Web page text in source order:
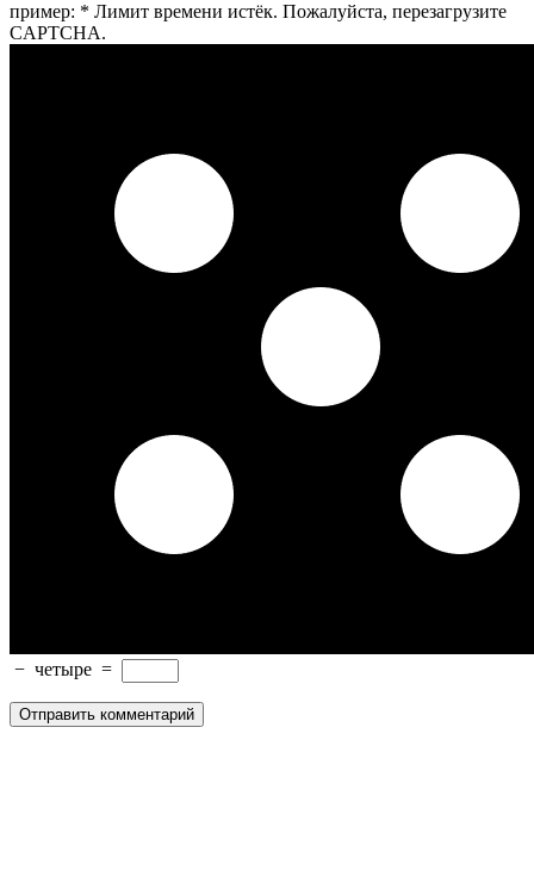
пример: * Лимит времени истёк. Пожалуйста, перезагрузите
CAPTCHA.
− четыре =